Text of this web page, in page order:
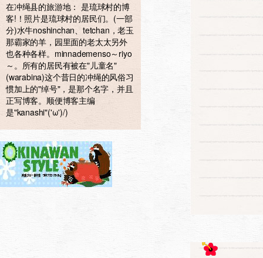
在冲绳县的旅游地： 是琉球村的博
客!！照片是琉球村的居民们。(一部
分)水牛noshinchan、tetchan，老玉
那霸家的羊，园里面的老太太另外
也各种各样。minnademenso～riyo
～。所有的居民有被在"儿童名"
(warabina)这个昔日的冲绳的风俗习
惯加上的"绰号"，是那个名字，并且
正写博客。顺便博客主编
是"kanashi"('ω')/)